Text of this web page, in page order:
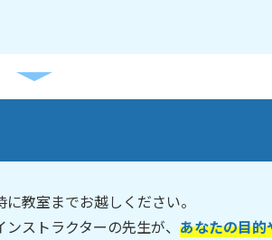
教室までお越しください。
ストラクターの先生が、 あなたの目